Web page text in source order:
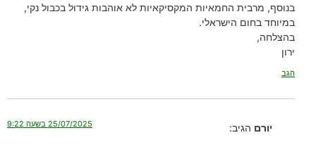
בנוסף, מרבית החמאיות המקסיקאיות לא אוהבות גידול בכבול נקי,
במיוחד בחום הישראלי.
בהצלחה,
ירון
הגב
יורם הגיב: 25/07/2025 בשעה 9:22